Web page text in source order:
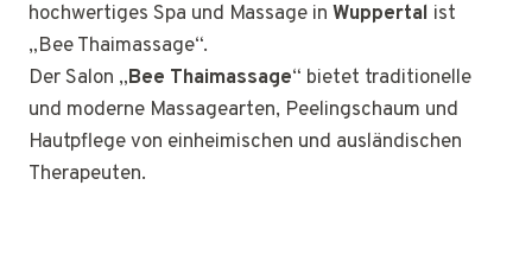
hochwertiges Spa und Massage in Wuppertal ist
„Bee Thaimassage“.
Der Salon „Bee Thaimassage“ bietet traditionelle
und moderne Massagearten, Peelingschaum und
Hautpflege von einheimischen und ausländischen
Therapeuten.